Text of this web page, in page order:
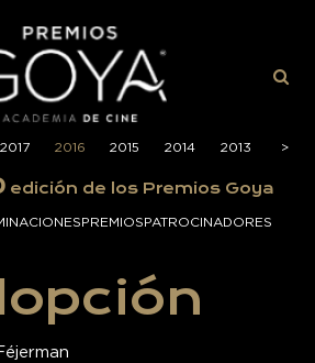
2017 2016 2015 2014 2013 2012
>
>
edición de los Premios Goya
PREMIOSPATROCINADORES